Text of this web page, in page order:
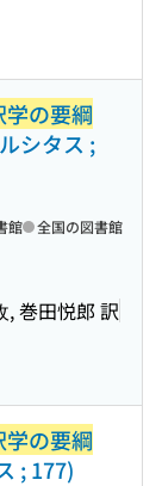
学の要綱
シタス ;
, 巻田悦郎 訳
館 全国の図書館
学の要綱
; 177)